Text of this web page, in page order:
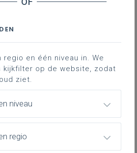
van Katholiek Onderwijs
uit om je visie op vorming
wat is de identiteit van je
streef je als
proces mag de stem van je
Daarom ontwikkelen we het
een gestandaardiseerde
en één niveau in. We
kijkfilter op de website, zodat
ziet.
niveau
regio